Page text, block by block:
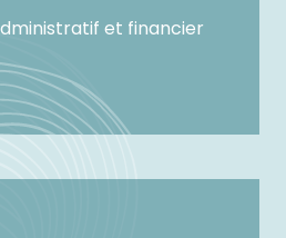
et financier